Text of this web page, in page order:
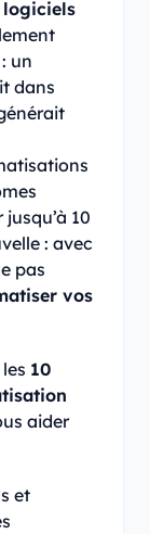
logiciels
un
dans
10
: avec
pas
vos
10
aider
et